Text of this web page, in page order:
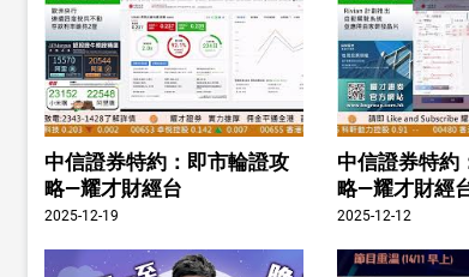
中信證券特約：即市輪證攻
略—耀才財經台
2025-12-19
中信證券特約
略—耀才財經
2025-12-12